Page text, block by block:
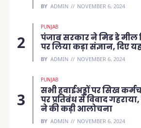
BY ADMIN NOVEMBER 6, 2024
PUNJAB
पंजाब सरकार ने मिड डे मील
पर लिया कड़ा संज्ञान, दिए
BY ADMIN NOVEMBER 6, 2024
PUNJAB
सभी हवाईअड्डों पर सिख
पर प्रतिबंध से विवाद गहराया,
ने की कड़ी आलोचना
BY ADMIN NOVEMBER 6, 2024